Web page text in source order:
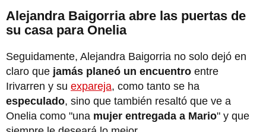
Alejandra Baigorria abre las puertas de
su casa para Onelia
Seguidamente, Alejandra Baigorria no solo dejó en
claro que jamás planeó un encuentro entre
Irivarren y su expareja, como tanto se ha
especulado, sino que también resaltó que ve a
Onelia como "una mujer entregada a Mario" y que